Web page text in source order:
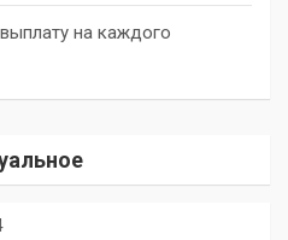
на каждого